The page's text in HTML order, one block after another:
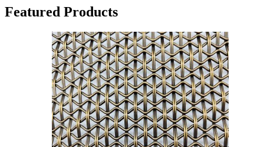
Featured Products